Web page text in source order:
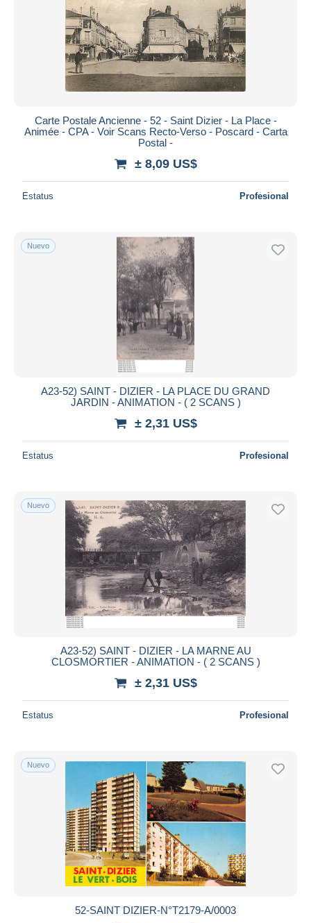
Carte Postale Ancienne - 52 - Saint Dizier - La Place -
Animée - CPA - Voir Scans Recto-Verso - Poscard - Carta
Postal -
± 8,09 US$
Estatus Profesional
Nuevo
A23-52) SAINT - DIZIER - LA PLACE DU GRAND
JARDIN - ANIMATION - ( 2 SCANS )
± 2,31 US$
Estatus Profesional
Nuevo
A23-52) SAINT - DIZIER - LA MARNE AU
CLOSMORTIER - ANIMATION - ( 2 SCANS )
± 2,31 US$
Estatus Profesional
Nuevo
52-SAINT DIZIER-N°T2179-A/0003